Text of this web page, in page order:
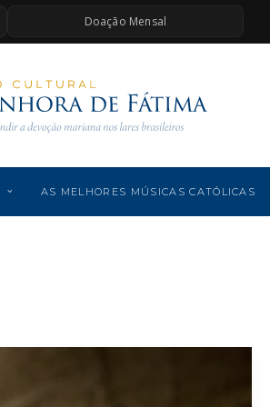
Doação Mensal
AS MELHORES MÚSICAS CATÓLICAS